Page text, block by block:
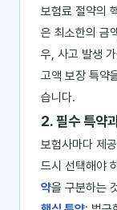
보험료 절약의
은 최소한의 금
우, 사고 발생
고액 보장 특약
습니다.
2. 필수 특약
보험사마다 제
드시 선택해야
약을 구분하는